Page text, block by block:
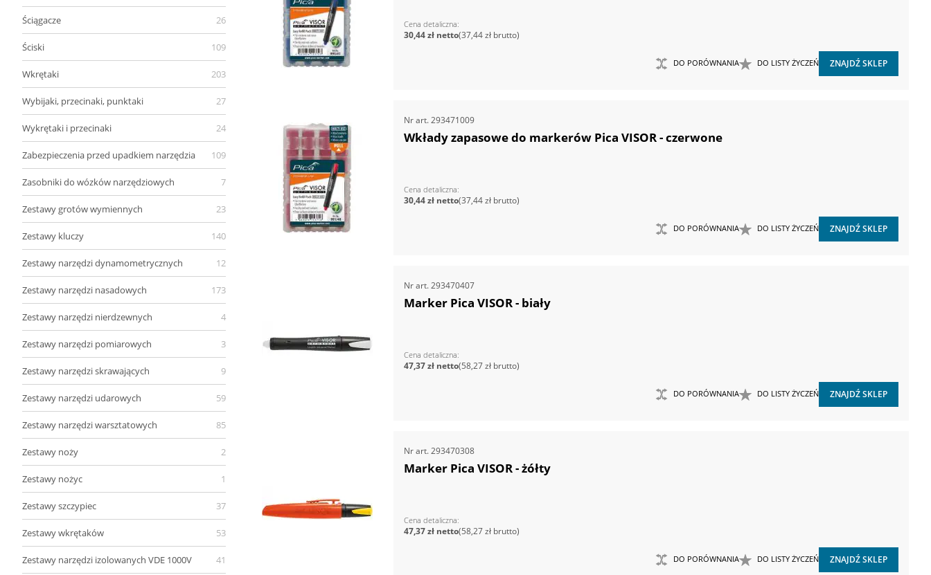
Cena detaliczna
37,44 zł
30,44 zł
DO LISTY ŻYCZEŃ
DO PORÓWNANIA ZNAJDŹ SKLEP
Nr art. 293471009
Wkłady zapasowe do markerów Pica VISOR - czerwone
Cena detaliczna
37,44 zł
30,44 zł
DO LISTY ŻYCZEŃ
DO PORÓWNANIA ZNAJDŹ SKLEP
Nr art. 293470407
Marker Pica VISOR - biały
Cena detaliczna
58,27 zł
47,37 zł
DO LISTY ŻYCZEŃ
DO PORÓWNANIA ZNAJDŹ SKLEP
Nr art. 293470308
Marker Pica VISOR - żółty
Cena detaliczna
58,27 zł
47,37 zł
DO LISTY ŻYCZEŃ
DO PORÓWNANIA ZNAJDŹ SKLEP
Ściągacze 26
Ściski 109
Wkrętaki 203
Wybijaki, przecinaki, punktaki 27
Wykrętaki i przecinaki 24
Zabezpieczenia przed upadkiem narzędzia 109
Zasobniki do wózków narzędziowych 7
Zestawy grotów wymiennych 23
Zestawy kluczy 140
Zestawy narzędzi dynamometrycznych 12
Zestawy narzędzi nasadowych 173
Zestawy narzędzi nierdzewnych 4
Zestawy narzędzi pomiarowych 3
Zestawy narzędzi skrawających 9
Zestawy narzędzi udarowych 59
Zestawy narzędzi warsztatowych 85
Zestawy noży 2
Zestawy nożyc 1
Zestawy szczypiec 37
Zestawy wkrętaków 53
Zestawy narzędzi izolowanych VDE 1000V 41